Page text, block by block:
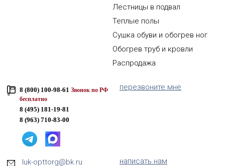
Лестницы в подвал
Теплые полы
Сушка обуви и обогрев ног
Обогрев труб и кровли
Распродажа
8 (800) 100-98-61 Звонок по РФ
бесплатно
8 (495) 181-19-81
8 (963) 710-83-00
перезвоните мне
luk-opttorg@bk.ru написать нам